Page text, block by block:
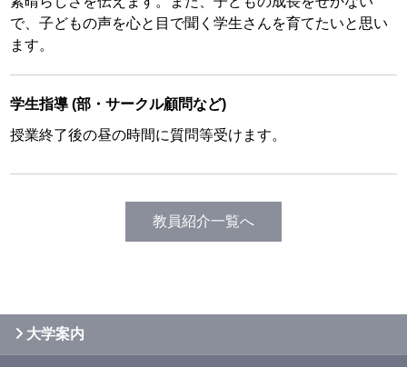
で、子どもの声を心と目で聞く学生さんを育てたいと思い
ます。
学生指導 (部・サークル顧問など)
授業終了後の昼の時間に質問等受けます。
教員紹介一覧へ
大学案内